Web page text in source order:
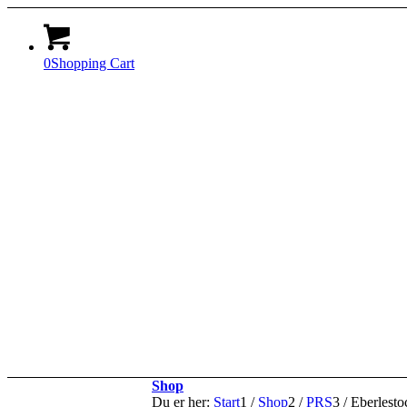
0Shopping Cart
Shop
Du er her: Start1 / Shop2 / PRS3 /